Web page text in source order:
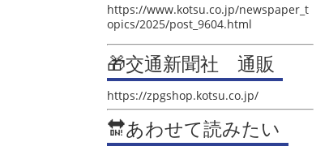
https://www.kotsu.co.jp/newspaper_t
opics/2025/post_9604.html
🎁交通新聞社 通販
https://zpgshop.kotsu.co.jp/
🔛あわせて読みたい